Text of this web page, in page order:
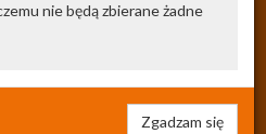
nie będą zbierane żadne
Zgadzam się